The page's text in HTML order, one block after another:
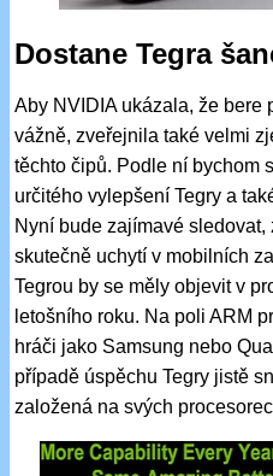
Dostane Tegra
Aby NVIDIA ukázala, že bere
vážně, zveřejnila také velmi
těchto čipů. Podle ní bychom
určitého vylepšení Tegry a
Nyní bude zajímavé
skutečně uchytí v mobilních
Tegrou by se měly objevit v
letošního roku. Na poli ARM
hráči jako Samsung nebo
případě úspěchu Tegry jistě
založená na svých